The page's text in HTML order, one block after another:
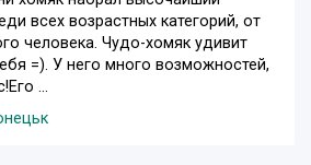
всех возрастных категорий, от
человека. Чудо-хомяк удивит
=). У него много возможностей,
...